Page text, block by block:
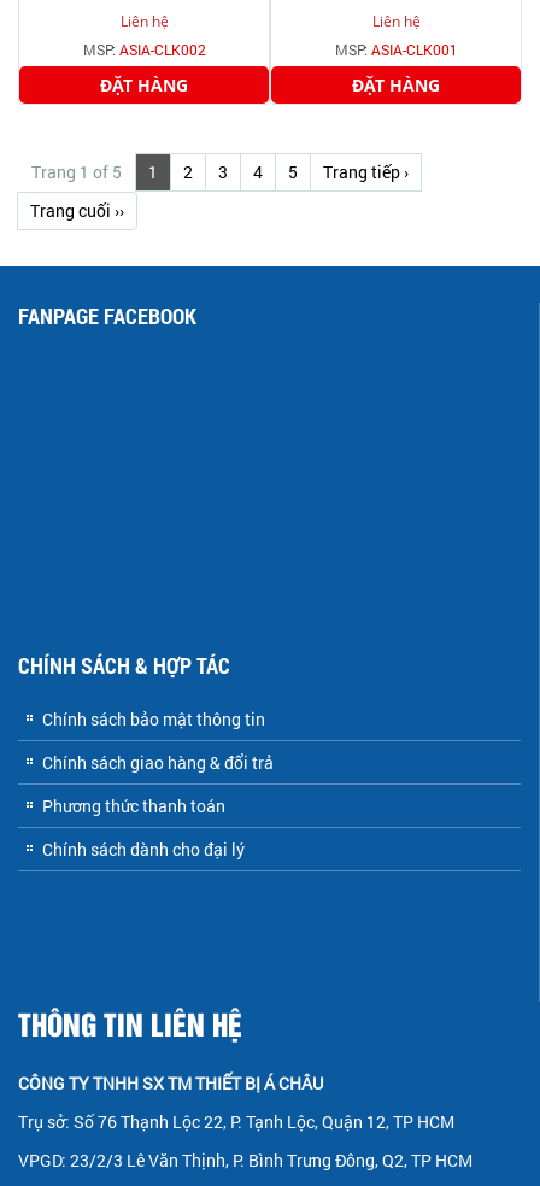
Liên hệ
MSP: ASIA-CLK002
ĐẶT HÀNG
Liên hệ
MSP: ASIA-CLK001
ĐẶT HÀNG
Trang 1 of 5 1 2 3 4 5
Trang tiếp ›
Trang cuối ››
FANPAGE FACEBOOK
CHÍNH SÁCH & HỢP TÁC
Chính sách bảo mật thông tin
Chính sách giao hàng & đổi trả
Phương thức thanh toán
Chính sách dành cho đại lý
THÔNG TIN LIÊN HỆ
CÔNG TY TNHH SX TM THIẾT BỊ Á CHÂU
Trụ sở: Số 76 Thạnh Lộc 22, P. Tạnh Lộc, Quận 12, TP HCM
VPGD: 23/2/3 Lê Văn Thịnh, P. Bình Trưng Đông, Q2, TP HCM